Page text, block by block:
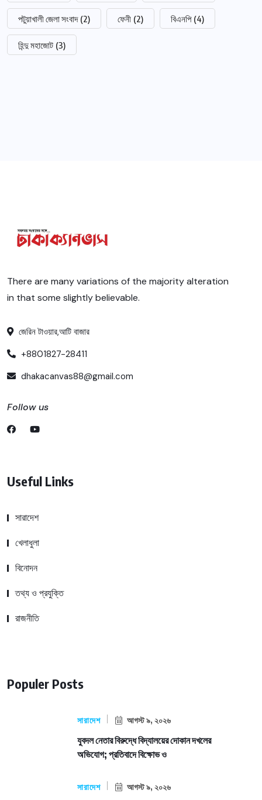
পটুয়াখালী জেলা সংবাদ (2) ফেনী (2) বিএনপি (4)
হিন্দু মহাজোট (3)
There are many variations of the majority alteration
in that some slightly believable.
জেরিন টাওয়ার,আটি বাজার
+8801827-28411
dhakacanvas88@gmail.com
Follow us
Useful Links
সারাদেশ
খেলাধুলা
বিনোদন
তথ্য ও প্রযুক্তি
রাজনীতি
Populer Posts
সারাদেশ আগস্ট ৯, ২০২৬
যুবদল নেতার বিরুদ্ধে বিদ্যালয়ের দোকান দখলের
অভিযোগ; প্রতিবাদে বিক্ষোভ ও
সারাদেশ আগস্ট ৯, ২০২৬